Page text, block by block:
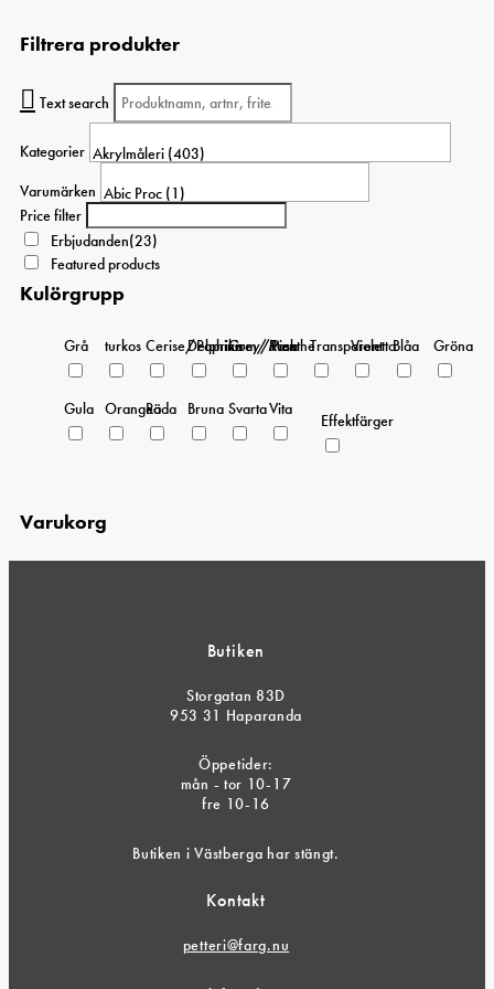
Filtrera produkter
Text search
Kategorier
Varumärken
Price filter
Erbjudanden(23)
Featured products
Kulörgrupp
Grå turkos Cerise/Paprika
Delphinium/Menthe
Grey/Pink
Rosa Transparent
ViolettaBlåa Gröna
Gula OrangeaRöda Bruna SvartaVita
Effektfärger
Varukorg
Butiken
Storgatan 83D
953 31 Haparanda
Öppetider:
mån - tor 10-17
fre 10-16
Butiken i Västberga har stängt.
Kontakt
petteri@farg.nu